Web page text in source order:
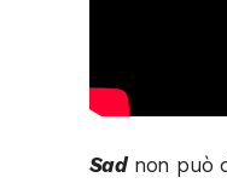
Sadnon può